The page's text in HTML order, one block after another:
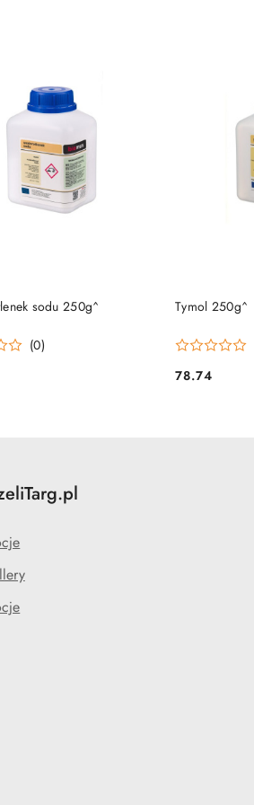
sodu 250g^
(0)
DO KOSZYKA Tymol 250g^
Cena:
78.74